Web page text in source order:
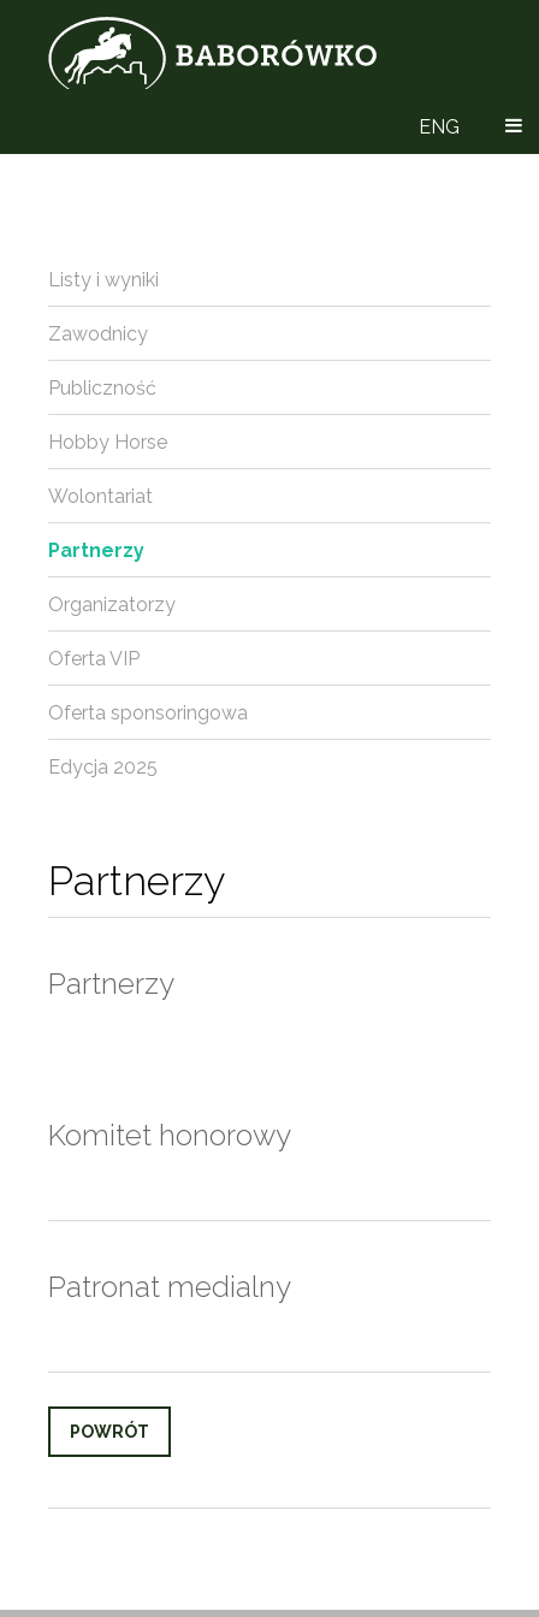
ENG
Partnerzy
Partnerzy
Komitet honorowy
Patronat medialny
POWRÓT
Listy i wyniki
Zawodnicy
Publiczność
Hobby Horse
Wolontariat
Partnerzy
Organizatorzy
Oferta VIP
Oferta sponsoringowa
Edycja 2025